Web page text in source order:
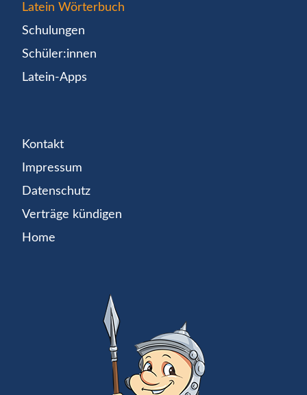
Latein Wörterbuch
Schulungen
Schüler:innen
Latein-Apps
Kontakt
Impressum
Datenschutz
Verträge kündigen
Home